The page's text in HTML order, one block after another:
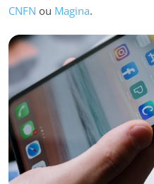
CNFN ou Magina.